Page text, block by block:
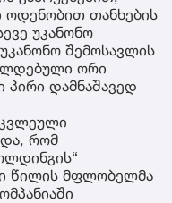
თანხების
უკანონო
შემოსავლის
ორი
დამნაშავედ
რომ
წილის მფლობელმა